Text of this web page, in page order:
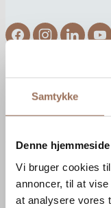
Samtykke
Denne
Vi bruger cookies
annoncer, til at
at analysere vores
Randers
Tronholmen 28B
8960 Randers SØ
Aarhus
Havnegade 4, st.